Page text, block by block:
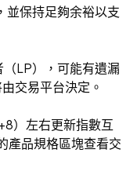
並保持足夠余裕以支
LP），可能有遺漏
交易平台決定。
）左右更新指數互
產品規格區塊查看交